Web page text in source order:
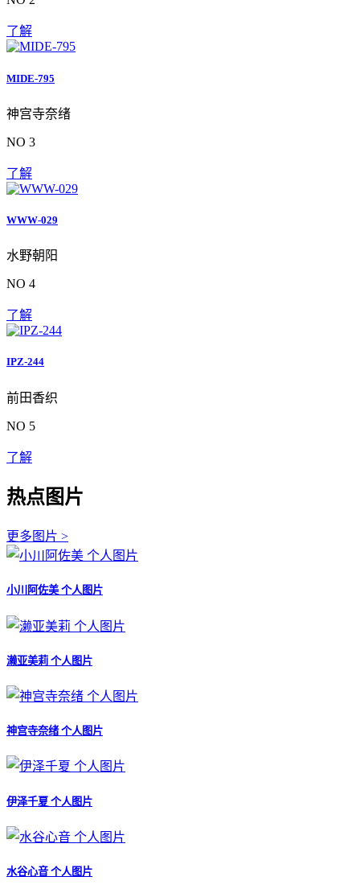
了解
MIDE-795
神宫寺奈绪
NO 3
了解
WWW-029
水野朝阳
NO 4
了解
IPZ-244
前田香织
NO 5
了解
热点图片
更多图片 >
小川阿佐美 个人图片
濑亚美莉 个人图片
神宫寺奈绪 个人图片
伊泽千夏 个人图片
水谷心音 个人图片